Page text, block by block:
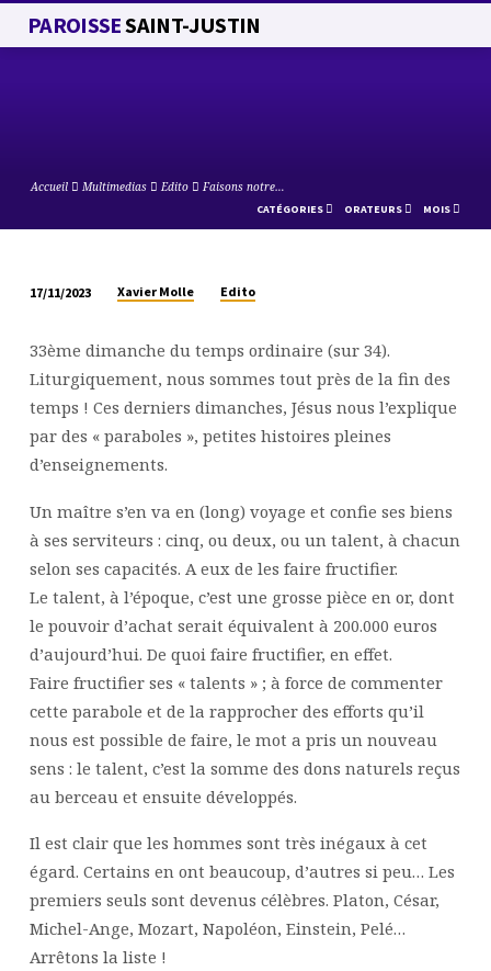
PAROISSESAINT-JUSTIN
Accueil Multimedias Edito Faisons notre…
CATÉGORIES ORATEURS MOIS
NOTRE
POSSIBLE
17/11/2023 Xavier Molle Edito
33ème dimanche du temps ordinaire (sur 34).
Liturgiquement, nous sommes tout près de la fin des
temps ! Ces derniers dimanches, Jésus nous l’explique
par des « paraboles », petites histoires pleines
d’enseignements.
Un maître s’en va en (long) voyage et confie ses biens
à ses serviteurs : cinq, ou deux, ou un talent, à chacun
selon ses capacités. A eux de les faire fructifier.
Le talent, à l’époque, c’est une grosse pièce en or, dont
le pouvoir d’achat serait équivalent à 200.000 euros
d’aujourd’hui. De quoi faire fructifier, en effet.
Faire fructifier ses « talents » ; à force de commenter
cette parabole et de la rapprocher des efforts qu’il
nous est possible de faire, le mot a pris un nouveau
sens : le talent, c’est la somme des dons naturels reçus
au berceau et ensuite développés.
Il est clair que les hommes sont très inégaux à cet
égard. Certains en ont beaucoup, d’autres si peu… Les
premiers seuls sont devenus célèbres. Platon, César,
Michel-Ange, Mozart, Napoléon, Einstein, Pelé…
Arrêtons la liste !